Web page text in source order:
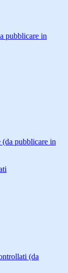
pubblicare in
(da pubblicare in
(da